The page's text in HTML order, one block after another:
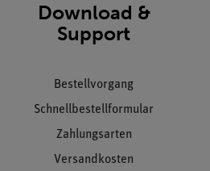
Download &
Support
Bestellvorgang
Schnellbestellformular
Zahlungsarten
Versandkosten